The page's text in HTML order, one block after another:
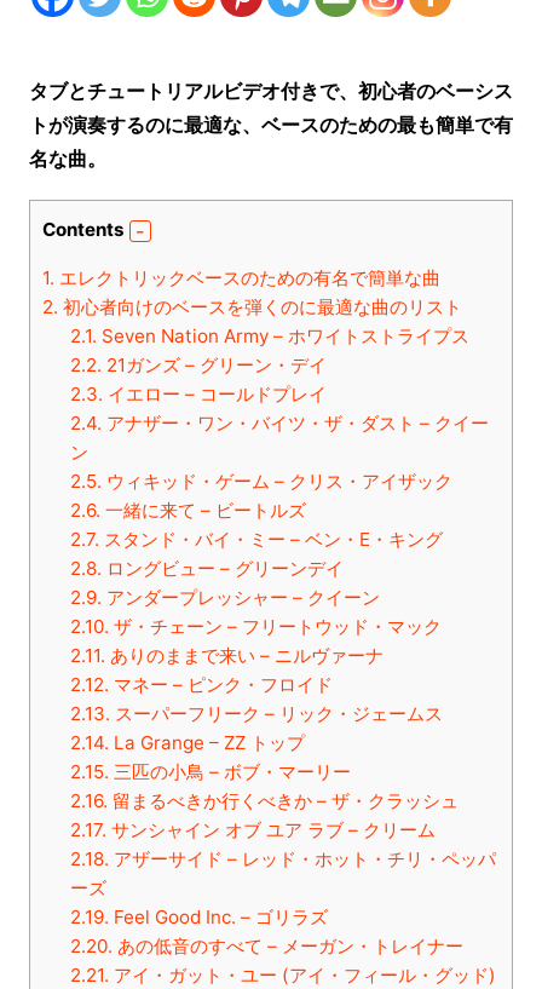
タブとチュートリアルビデオ付きで、初心者のベーシス
トが演奏するのに最適な、ベースのための最も簡単で有
名な曲。
Contents
1. エレクトリックベースのための有名で簡単な曲
2. 初心者向けのベースを弾くのに最適な曲のリスト
2.1. Seven Nation Army – ホワイトストライプス
2.2. 21ガンズ – グリーン・デイ
2.3. イエロー – コールドプレイ
2.4. アナザー・ワン・バイツ・ザ・ダスト – クイー
ン
2.5. ウィキッド・ゲーム – クリス・アイザック
2.6. 一緒に来て – ビートルズ
2.7. スタンド・バイ・ミー – ベン・E・キング
2.8. ロングビュー – グリーンデイ
2.9. アンダープレッシャー – クイーン
2.10. ザ・チェーン – フリートウッド・マック
2.11. ありのままで来い – ニルヴァーナ
2.12. マネー – ピンク・フロイド
2.13. スーパーフリーク – リック・ジェームス
2.14. La Grange – ZZ トップ
2.15. 三匹の小鳥 – ボブ・マーリー
2.16. 留まるべきか行くべきか – ザ・クラッシュ
2.17. サンシャイン オブ ユア ラブ – クリーム
2.18. アザーサイド – レッド・ホット・チリ・ペッパ
ーズ
2.19. Feel Good Inc. – ゴリラズ
2.20. あの低音のすべて – メーガン・トレイナー
2.21. アイ・ガット・ユー (アイ・フィール・グッド)